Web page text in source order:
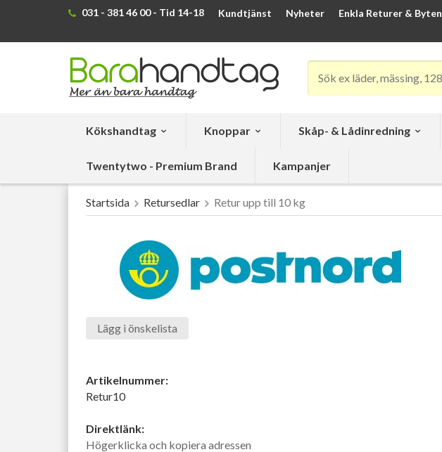
031 - 381 46 00 - Tid 14-18 Kundtjänst Nyheter Enkla Returer & Byten
Kökshandtag Knoppar Skåp- & Lådinredning
Twentytwo - Premium Brand Kampanjer
Startsida Retursedlar Retur upp till 10 kg
Lägg i önskelista
Artikelnummer:
Retur10
Direktlänk:
Högerklicka och kopiera adressen